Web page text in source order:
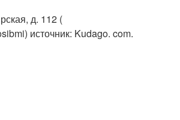
д. 112 (
источник: Kudago. com.